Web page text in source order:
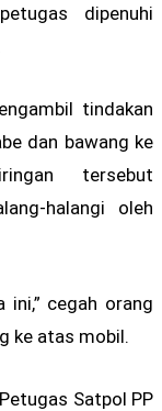
dipenuhi
tindakan
dan bawang ke
tersebut
halangi oleh
ini,” cegah orang
ke atas mobil.
Satpol PP